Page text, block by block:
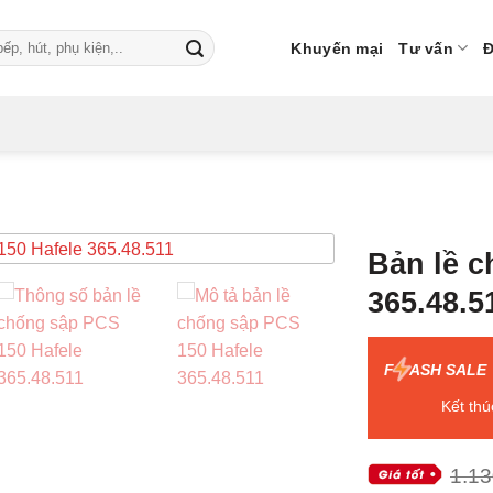
Khuyến mại Tư vấn
Bản lề
F ASH SALE
Kết